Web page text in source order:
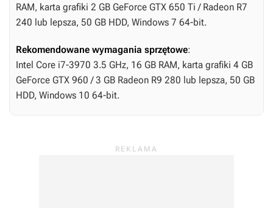
RAM, karta grafiki 2 GB GeForce GTX 650 Ti / Radeon R7
240 lub lepsza, 50 GB HDD, Windows 7 64-bit.
Rekomendowane wymagania sprzętowe:
Intel Core i7-3970 3.5 GHz, 16 GB RAM, karta grafiki 4 GB
GeForce GTX 960 / 3 GB Radeon R9 280 lub lepsza, 50 GB
HDD, Windows 10 64-bit.